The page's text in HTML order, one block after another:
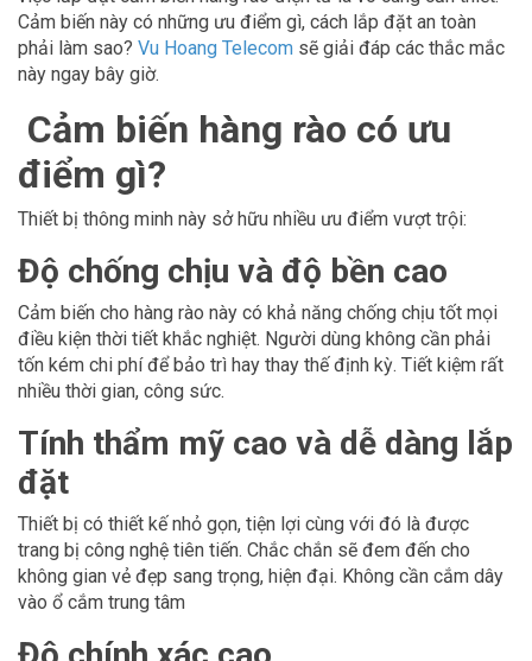
Cảm biến này có những ưu điểm gì, cách lắp đặt an toàn
phải làm sao? Vu Hoang Telecom sẽ giải đáp các thắc mắc
này ngay bây giờ.
Cảm biến hàng rào có ưu
điểm gì?
Thiết bị thông minh này sở hữu nhiều ưu điểm vượt trội:
Độ chống chịu và độ bền cao
Cảm biến cho hàng rào này có khả năng chống chịu tốt mọi
điều kiện thời tiết khắc nghiệt. Người dùng không cần phải
tốn kém chi phí để bảo trì hay thay thế định kỳ. Tiết kiệm rất
nhiều thời gian, công sức.
Tính thẩm mỹ cao và dễ dàng lắp
đặt
Thiết bị có thiết kế nhỏ gọn, tiện lợi cùng với đó là được
trang bị công nghệ tiên tiến. Chắc chắn sẽ đem đến cho
không gian vẻ đẹp sang trọng, hiện đại. Không cần cắm dây
vào ổ cắm trung tâm